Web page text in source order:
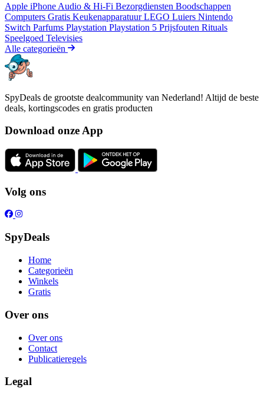
Apple iPhone Audio & Hi-Fi Bezorgdiensten Boodschappen
Computers Gratis KeukenapparatuurLEGO Luiers Nintendo
Switch Parfums Playstation Playstation 5 Prijsfouten Rituals
Speelgoed Televisies
Alle categorieën
SpyDeals de grootste dealcommunity van Nederland! Altijd de beste
deals, kortingscodes en gratis producten
Download onze App
Volg ons
SpyDeals
Home
Categorieën
Winkels
Gratis
Over ons
Over ons
Contact
Publicatieregels
Legal